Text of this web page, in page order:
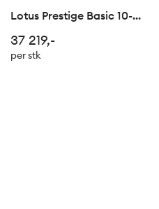
Lotus Prestige Basic 10-23
37 219,-
per stk